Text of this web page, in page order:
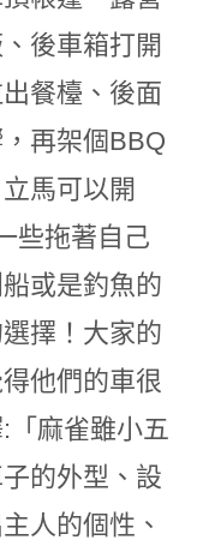
後車箱打開
餐檯、後面
再架個BBQ
馬可以開
些拖著自己
或是釣魚的
擇！大家的
他們的車很
「麻雀雖小五
的外型、設
人的個性、